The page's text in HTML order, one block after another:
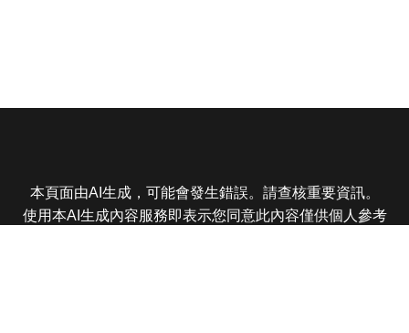
本頁面由AI生成，可能會發生錯誤。請查核重要資訊。
使用本AI生成內容服務即表示您同意此內容僅供個人參考